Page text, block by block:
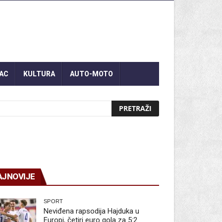
KULTURA AUTO-MOTO
SPORT
Neviđena rapsodija Hajduka u
Europi, četiri euro gola za 5:2